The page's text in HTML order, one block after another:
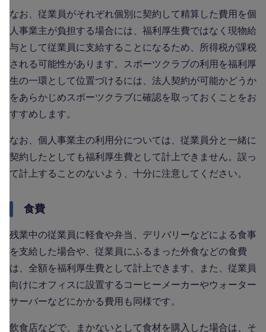
なお、従業員がそれぞれ個別に契約して精算した費用を個
人事業主が負担する場合には、福利厚生費ではなく現物給
与として従業員に支給することになるため、所得税が課税
される可能性があります。スポーツクラブの利用を福利厚
生の一環として位置づけるには、法人契約が可能かどうか
をあらかじめスポーツクラブに確認を取っておくことをお
すすめします。
なお、個人事業主の利用分については、従業員分と一緒に
契約したとしても福利厚生費として計上できません。誤っ
て計上することのないよう、十分に注意してください。
食費
残業中の従業員に軽食や弁当、デリバリーなどによる食事
を支給した場合や、従業員にふるまった外食などの食費
は、全額を福利厚生費として計上できます。また、従業員
向けにオフィスに設置するコーヒーメーカーやウォーター
サーバーなどにかかる費用も同様です。
飲食店などで、まかないとして食材を購入した場合は、そ